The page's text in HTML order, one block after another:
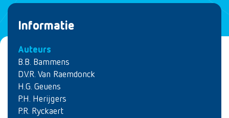
Informatie
Auteurs
B.B. Bammens
D.V.R. Van Raemdonck
H.G. Geuens
P.H. Herijgers
P.R. Ryckaert